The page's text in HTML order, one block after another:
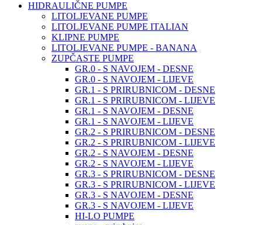
HIDRAULIČNE PUMPE
LITOLJEVANE PUMPE
LITOLJEVANE PUMPE ITALIAN
KLIPNE PUMPE
LITOLJEVANE PUMPE - BANANA
ZUPČASTE PUMPE
GR.0 - S NAVOJEM - DESNE
GR.0 - S NAVOJEM - LIJEVE
GR.1 - S PRIRUBNICOM - DESNE
GR.1 - S PRIRUBNICOM - LIJEVE
GR.1 - S NAVOJEM - DESNE
GR.1 - S NAVOJEM - LIJEVE
GR.2 - S PRIRUBNICOM - DESNE
GR.2 - S PRIRUBNICOM - LIJEVE
GR.2 - S NAVOJEM - DESNE
GR.2 - S NAVOJEM - LIJEVE
GR.3 - S PRIRUBNICOM - DESNE
GR.3 - S PRIRUBNICOM - LIJEVE
GR.3 - S NAVOJEM - DESNE
GR.3 - S NAVOJEM - LIJEVE
HI-LO PUMPE